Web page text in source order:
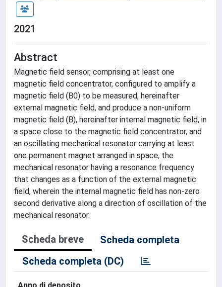
2021
Abstract
Magnetic field sensor, comprising at least one
magnetic field concentrator, configured to amplify a
magnetic field (B0) to be measured, hereinafter
external magnetic field, and produce a non-uniform
magnetic field (B), hereinafter internal magnetic field, in
a space close to the magnetic field concentrator, and
an oscillating mechanical resonator carrying at least
one permanent magnet arranged in space, the
mechanical resonator having a resonance frequency
that changes as a function of the external magnetic
field, wherein the internal magnetic field has non-zero
second derivative along a direction of oscillation of the
mechanical resonator.
Scheda breve
Scheda completa
Scheda completa (DC)